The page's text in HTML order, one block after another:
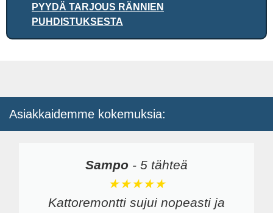
PYYDÄ TARJOUS RÄNNIEN
PUHDISTUKSESTA
Asiakkaidemme kokemuksia:
Sampo - 5 tähteä
★★★★★
Kattoremontti sujui nopeasti ja